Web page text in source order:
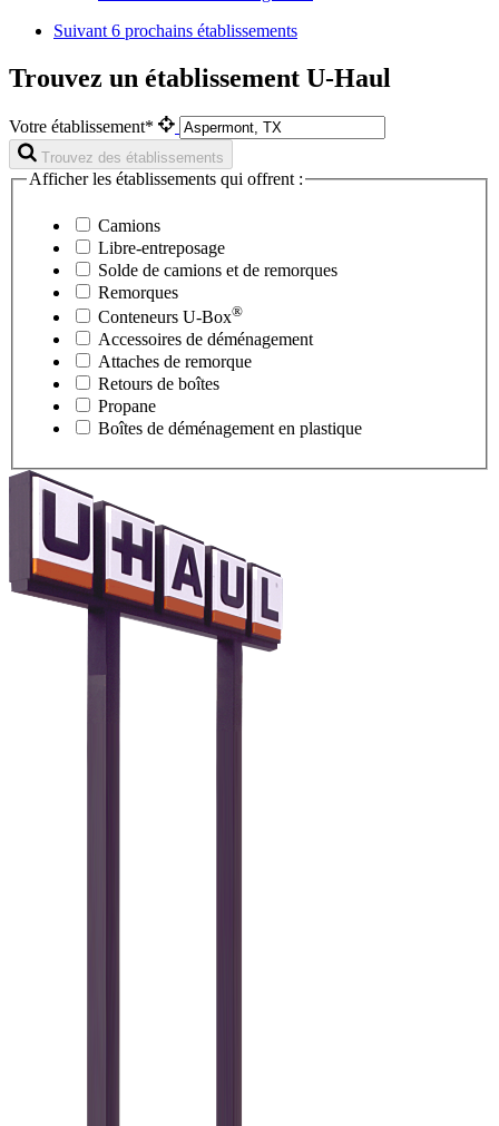
Suivant 6 prochains établissements
Trouvez un établissement U-Haul
Votre établissement*
Trouvez des établissements
Afficher les établissements qui offrent :
Camions
Libre-entreposage
Solde de camions et de remorques
Remorques
Conteneurs U-Box®
Accessoires de déménagement
Attaches de remorque
Retours de boîtes
Propane
Boîtes de déménagement en plastique